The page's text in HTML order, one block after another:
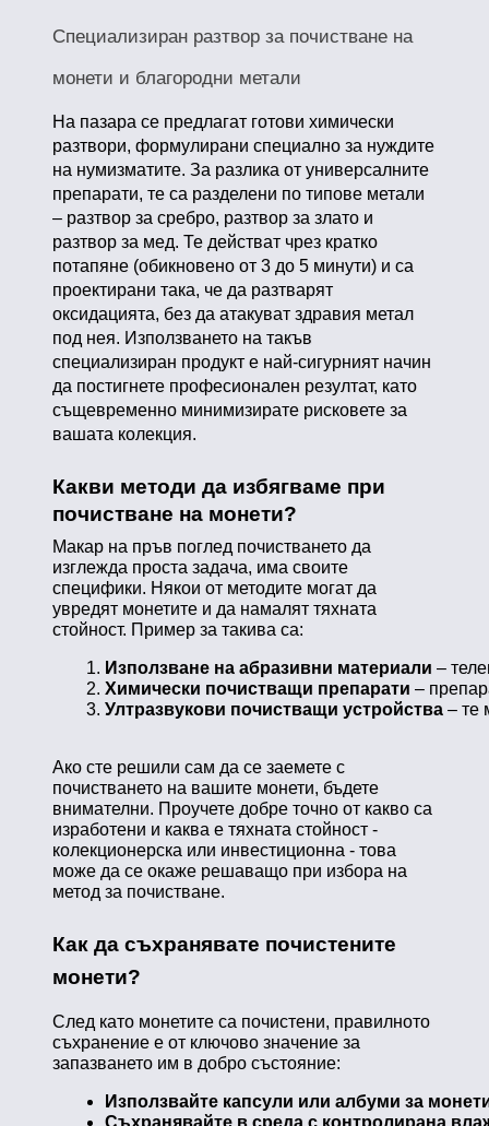
Специализиран разтвор за почистване на
монети и благородни метали
На пазара се предлагат готови химически
разтвори, формулирани специално за нуждите
на нумизматите. За разлика от универсалните
препарати, те са разделени по типове метали
– разтвор за сребро, разтвор за злато и
разтвор за мед. Те действат чрез кратко
потапяне (обикновено от 3 до 5 минути) и са
проектирани така, че да разтварят
оксидацията, без да атакуват здравия метал
под нея. Използването на такъв
специализиран продукт е най-сигурният начин
да постигнете професионален резултат, като
същевременно минимизирате рисковете за
вашата колекция.
Какви методи да избягваме при
почистване на монети?
Макар на пръв поглед почистването да
изглежда проста задача, има своите
специфики. Някои от методите могат да
увредят монетите и да намалят тяхната
стойност. Пример за такива са:
Използване на абразивни материали –
Химически почистващи препарати –
Ултразвукови почистващи устройства – те
Ако сте решили сам да се заемете с
почистването на вашите монети, бъдете
внимателни. Проучете добре точно от какво са
изработени и каква е тяхната стойност -
колекционерска или инвестиционна - това
може да се окаже решаващо при избора на
метод за почистване.
Как да съхранявате почистените
монети?
След като монетите са почистени, правилното
съхранение е от ключово значение за
запазването им в добро състояние:
Използвайте капсули или албуми за
Съхранявайте в среда с контролирана